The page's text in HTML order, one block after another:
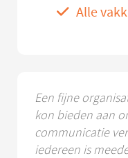
Alle
Een fijne
kon bieden aan
communicatie
iedereen is